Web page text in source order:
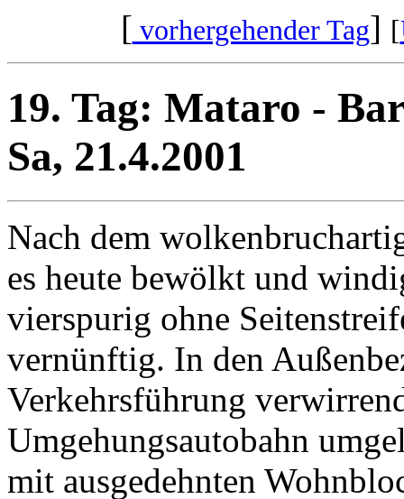
[ vorhergehender Tag] [
19. Tag: Mataro -
Sa, 21.4.2001
Nach dem
es heute bewölkt und
vierspurig ohne
vernünftig. In den
Verkehrsführung
Umgehungsautobahn
mit ausgedehnten